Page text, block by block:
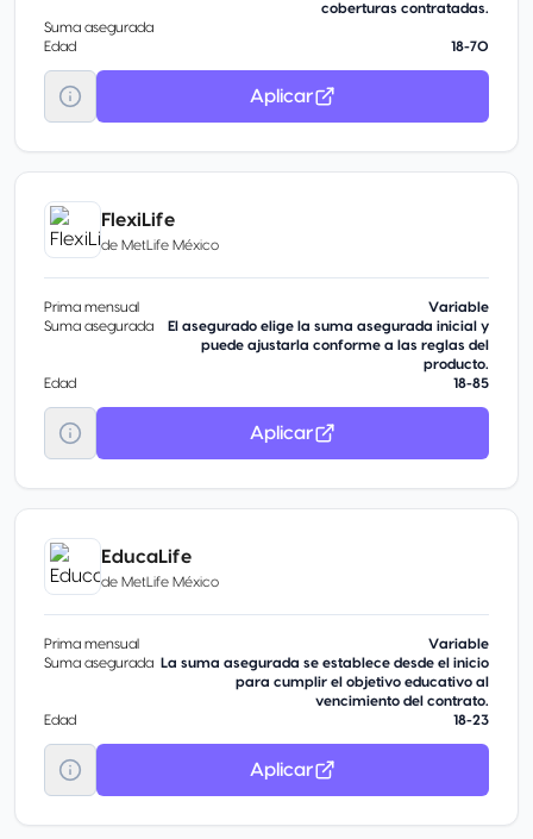
coberturas contratadas.
Suma asegurada
Edad
18-70
Aplicar
FlexiLife
de MetLife México
Prima mensual
Variable
Suma asegurada
El asegurado elige la suma asegurada inicial y
puede ajustarla conforme a las reglas del
producto.
Edad
18-85
Aplicar
EducaLife
de MetLife México
Prima mensual
Variable
Suma asegurada La suma asegurada se establece desde el inicio
para cumplir el objetivo educativo al
vencimiento del contrato.
Edad
18-23
Aplicar